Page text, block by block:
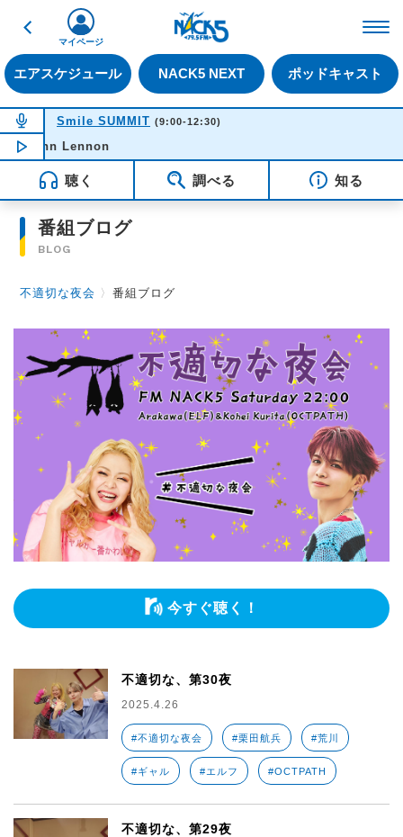
戻る
エアスケジュール NACK5 NEXT ポッドキャスト
マイページ
NOW ON AIR
Smile SUMMIT (9:00-12:30)
NOW PLAYING
John Lennon
聴く 調べる 知る
番組ブログ
BLOG
不適切な夜会 〉番組ブログ
今すぐ聴く！
不適切な、第30夜
2025.4.26
#不適切な夜会 #栗田航兵 #荒川
#ギャル #エルフ #OCTPATH
不適切な、第29夜